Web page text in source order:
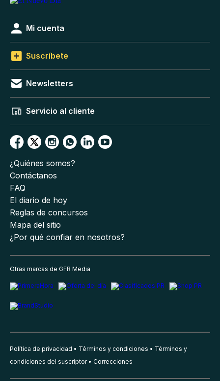
Mi cuenta
Suscríbete
Newsletters
Servicio al cliente
¿Quiénes somos?
Contáctanos
FAQ
El diario de hoy
Reglas de concursos
Mapa del sitio
¿Por qué confiar en nosotros?
Otras marcas de GFR Media
Política de privacidad Términos y condiciones
Términos y
condiciones del suscriptor
Correcciones